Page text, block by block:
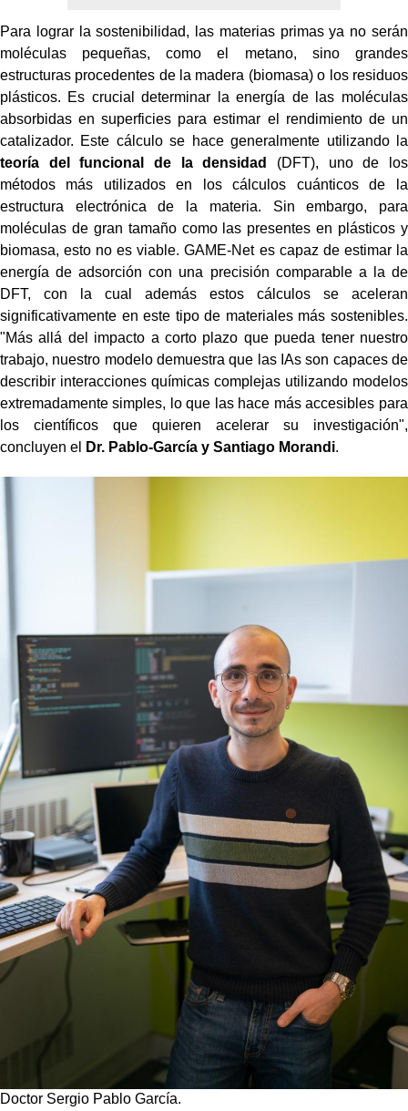
Para lograr la sostenibilidad, las materias primas ya no serán
moléculas pequeñas, como el metano, sino grandes
estructuras procedentes de la madera (biomasa) o los residuos
plásticos. Es crucial determinar la energía de las moléculas
absorbidas en superficies para estimar el rendimiento de un
catalizador. Este cálculo se hace generalmente utilizando la
teoría del funcional de la densidad
(DFT), uno de los
métodos más utilizados en los cálculos cuánticos de la
estructura electrónica de la materia. Sin embargo, para
moléculas de gran tamaño como las presentes en plásticos y
biomasa, esto no es viable. GAME-Net es capaz de estimar la
energía de adsorción con una precisión comparable a la de
DFT, con la cual además estos cálculos se aceleran
significativamente en este tipo de materiales más sostenibles.
"Más allá del impacto a corto plazo que pueda tener nuestro
trabajo, nuestro modelo demuestra que las IAs son capaces de
describir interacciones químicas complejas utilizando modelos
extremadamente simples, lo que las hace más accesibles para
los científicos que quieren acelerar su investigación",
concluyen el
Dr. Pablo-García y Santiago Morandi.
Doctor Sergio Pablo García.